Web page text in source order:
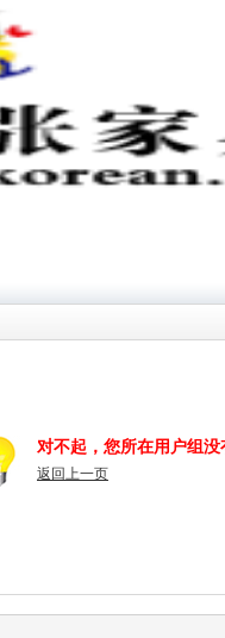
对不起，您所在用户组
返回上一页